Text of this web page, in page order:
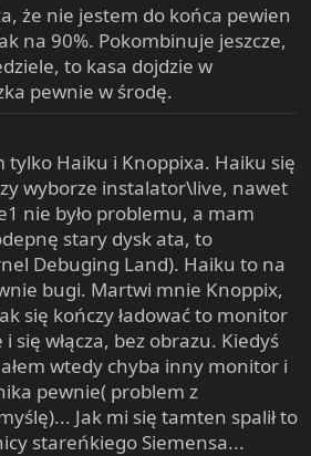
że nie jestem do końca pewien
na 90%. Pokombinuje jeszcze,
to kasa dojdzie w
pewnie w środę.
tylko Haiku i Knoppixa. Haiku się
wyborze instalator\live, nawet
nie było problemu, a mam
stary dysk ata, to
Debuging Land). Haiku to na
bugi. Martwi mnie Knoppix,
się kończy ładować to monitor
się włącza, bez obrazu. Kiedyś
wtedy chyba inny monitor i
pewnie( problem z
Jak mi się tamten spalił to
stareńkiego Siemensa...